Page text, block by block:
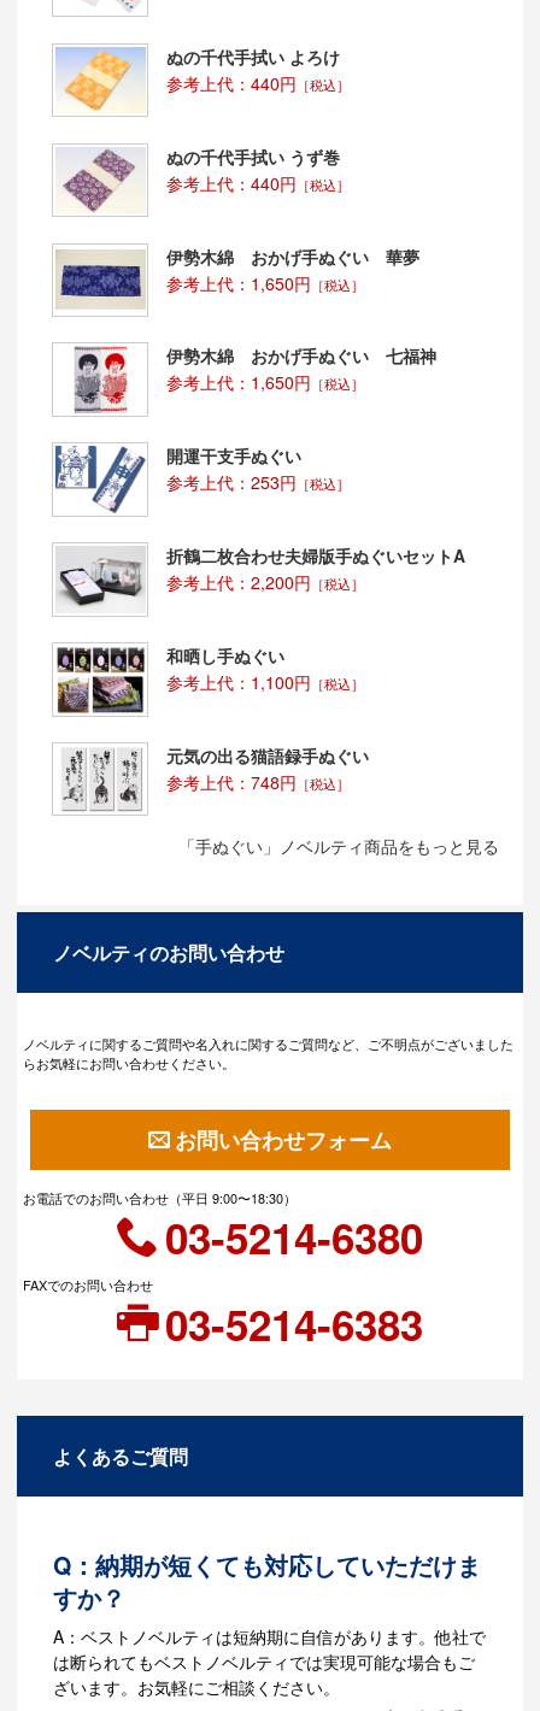
こうして出来上がった伊勢木綿は高い通気性、調湿性を
兼ね備え、糸が柔らかいのでシワになりにくく、洗って
いくうちに糊が落ち、糸が綿（わた）に戻ろうとするの
で、生地がやわらかくなっていきます。
ぬの千代手拭い よろけ
参考上代：440円 ［税込］
ぬの千代手拭い うず巻
参考上代：440円 ［税込］
伊勢木綿 おかげ手ぬぐい 華夢
参考上代：1,650円 ［税込］
伊勢木綿 おかげ手ぬぐい 七福神
参考上代：1,650円 ［税込］
開運干支手ぬぐい
参考上代：253円 ［税込］
折鶴二枚合わせ夫婦版手ぬぐいセットA
参考上代：2,200円 ［税込］
和晒し手ぬぐい
参考上代：1,100円 ［税込］
元気の出る猫語録手ぬぐい
参考上代：748円 ［税込］
「手ぬぐい」ノベルティ商品をもっと見る
ノベルティのお問い合わせ
ノベルティに関するご質問や名入れに関するご質問など、ご不明点がございました
らお気軽にお問い合わせください。
お問い合わせフォーム
お電話でのお問い合わせ（平日 9:00〜18:30）
03-5214-6380
FAXでのお問い合わせ
03-5214-6383
よくあるご質問
Q：納期が短くても対応していただけま
すか？
A：ベストノベルティは短納期に自信があります。他社で
は断られてもベストノベルティでは実現可能な場合もご
ざいます。お気軽にご相談ください。